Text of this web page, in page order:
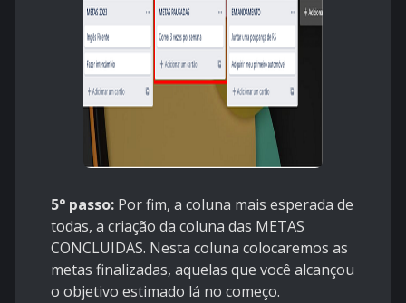
5° passo: Por fim, a coluna mais esperada de
todas, a criação da coluna das METAS
CONCLUIDAS. Nesta coluna colocaremos as
metas finalizadas, aquelas que você alcançou
o objetivo estimado lá no começo.